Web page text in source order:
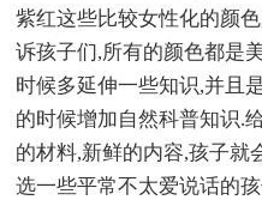
紫红这些比较女性化的颜
诉孩子们,所有的颜色都是
时候多延伸一些知识,并且
的时候增加自然科普知识.
的材料,新鲜的内容,孩子就
选一些平常不太爱说话的